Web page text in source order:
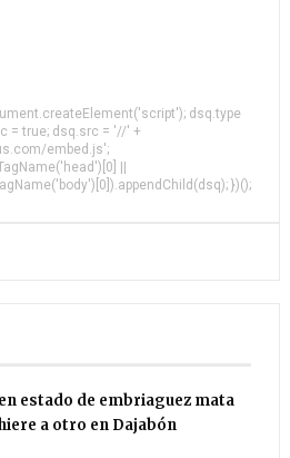
dsq.type
= true; dsq.src = '//' +
embed.js';
||
})();
estado de embriaguez mata
a otro en Dajabón